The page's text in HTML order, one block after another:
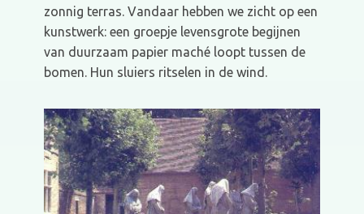
zonnig terras. Vandaar hebben we zicht op een
kunstwerk: een groepje levensgrote begijnen
van duurzaam papier maché loopt tussen de
bomen. Hun sluiers ritselen in de wind.